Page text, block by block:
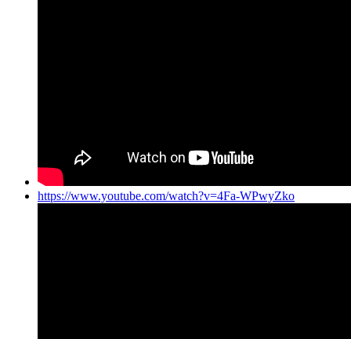
https://www.youtube.com/watch?v=4Fa-WPwyZko